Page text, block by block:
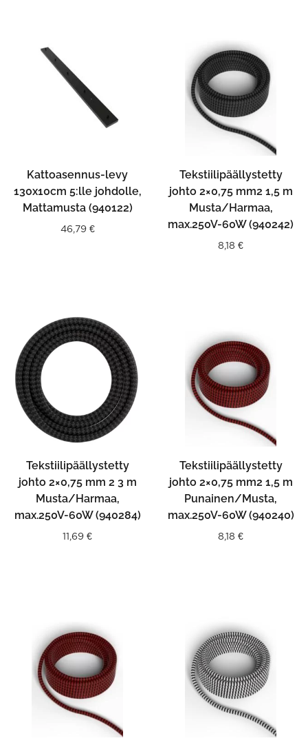
Kattoasennus-levy
130x10cm 5:lle johdolle,
Mattamusta (940122)
46,79 €
Tekstiilipäällystetty
johto 2×0,75 mm2 1,5 m
Musta/Harmaa,
max.250V-60W (940242)
8,18 €
Tekstiilipäällystetty
johto 2×0,75 mm 2 3 m
Musta/Harmaa,
max.250V-60W (940284)
11,69 €
Tekstiilipäällystetty
johto 2×0,75 mm2 1,5 m
Punainen/Musta,
max.250V-60W (940240)
8,18 €